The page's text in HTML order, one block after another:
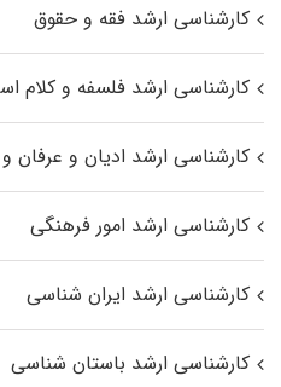
کارشناسی ارشد فقه و حقوق
کارشناسی ارشد فلسفه و کلام
کارشناسی ارشد ادیان و
کارشناسی ارشد امور فرهنگی
کارشناسی ارشد ایران شناسی
کارشناسی ارشد باستان شناسی